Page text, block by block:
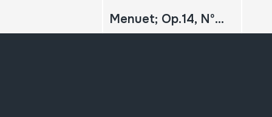
Menuet; Op.14, Nº1; Paderewski